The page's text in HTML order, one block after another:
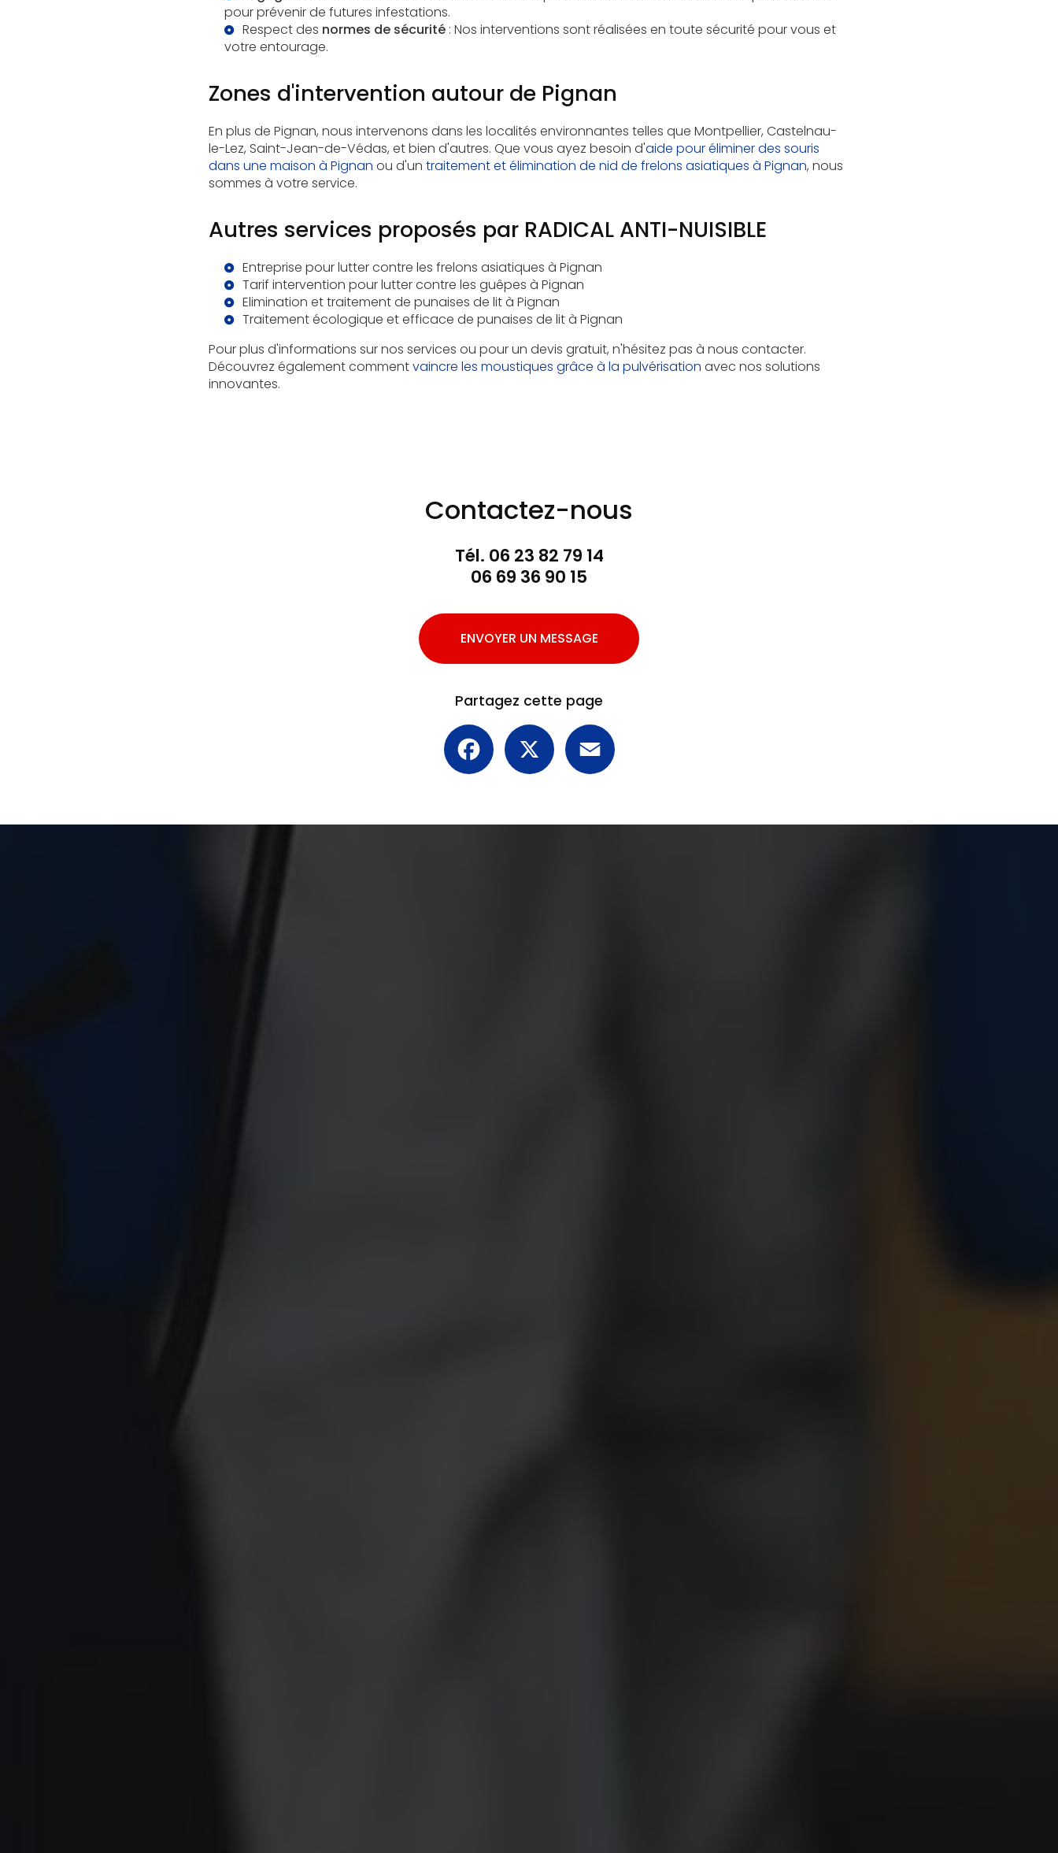
pour prévenir de futures infestations.
Respect des normes de sécurité: Nos interventions sont réalisées en toute sécurité pour vous et
votre entourage.
Zones d'intervention autour de Pignan
En plus de Pignan, nous intervenons dans les localités environnantes telles que Montpellier, Castelnau-
le-Lez, Saint-Jean-de-Védas, et bien d'autres. Que vous ayez besoin d'aide pour éliminer des souris
dans une maison à Pignan ou d'un traitement et élimination de nid de frelons asiatiques à Pignan, nous
sommes à votre service.
Autres services proposés par RADICAL ANTI-NUISIBLE
Entreprise pour lutter contre les frelons asiatiques à Pignan
Tarif intervention pour lutter contre les guêpes à Pignan
Elimination et traitement de punaises de lit à Pignan
Traitement écologique et efficace de punaises de lit à Pignan
Pour plus d'informations sur nos services ou pour un devis gratuit, n'hésitez pas à nous contacter.
Découvrez également commentvaincre les moustiques grâce à la pulvérisation avec nos solutions
innovantes.
Contactez-nous
Tél. 06 23 82 79 14
06 69 36 90 15
ENVOYER UN MESSAGE
Partagez cette page
Facebook